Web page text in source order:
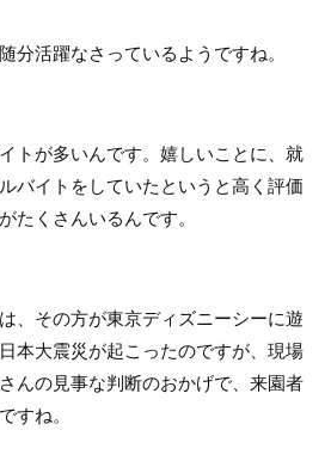
分活躍なさっているようですね。
トが多いんです。嬉しいことに、就
バイトをしていたというと高く評価
たくさんいるんです。
、その方が東京ディズニーシーに遊
本大震災が起こったのですが、現場
んの見事な判断のおかげで、来園者
すね。